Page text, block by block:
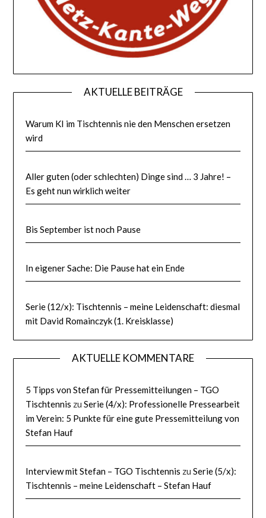
AKTUELLE BEITRÄGE
Warum KI im Tischtennis nie den Menschen ersetzen
wird
Aller guten (oder schlechten) Dinge sind … 3 Jahre! –
Es geht nun wirklich weiter
Bis September ist noch Pause
In eigener Sache: Die Pause hat ein Ende
Serie (12/x): Tischtennis – meine Leidenschaft: diesmal
mit David Romainczyk (1. Kreisklasse)
AKTUELLE KOMMENTARE
5 Tipps von Stefan für Pressemitteilungen – TGO
Tischtennis zuSerie (4/x): Professionelle Pressearbeit
im Verein: 5 Punkte für eine gute Pressemitteilung von
Stefan Hauf
Interview mit Stefan – TGO Tischtennis zuSerie (5/x):
Tischtennis – meine Leidenschaft – Stefan Hauf